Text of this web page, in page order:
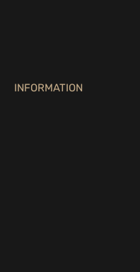
INFORMATION